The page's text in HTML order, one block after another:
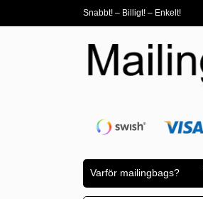
Snabbt! – Billigt! – Enkelt!
Varför mailingbags?